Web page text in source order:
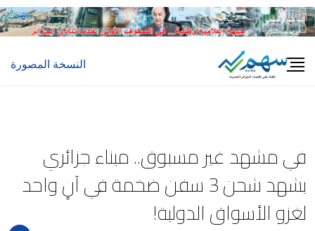
Skip
to
النسخة المصورة
في مشهد غير مسبوق.. ميناء جزائري
يشهد شحن 3 سفن ضخمة في آنٍ واحد
لغزو الأسواق الدولية!